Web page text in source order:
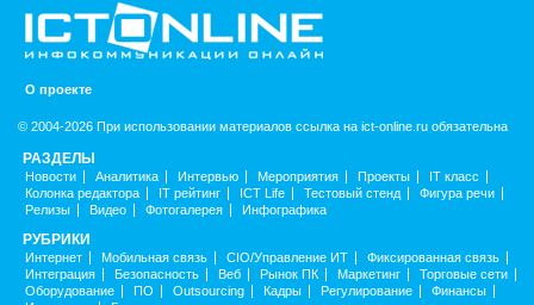
О проекте
© 2004-2026 При использовании материалов ссылка на ict-online.ru обязательна
РАЗДЕЛЫ
Новости Аналитика Интервью Мероприятия Проекты
IT класс
Колонка редактора
IT рейтинг ICT Life Тестовый стенд
Фигура речи
Релизы
Видео Фотогалерея Инфографика
РУБРИКИ
Интернет Мобильная связь CIO/Управление ИТ
Фиксированная связь
Интеграция
Безопасность Веб Рынок ПК Маркетинг
Торговые сети
Оборудование
ПО Outsourcing Кадры Регулирование
Финансы